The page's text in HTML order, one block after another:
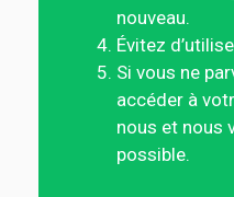
nouveau.
Évitez
Si vous ne
accéder à
nous et nous
possible.